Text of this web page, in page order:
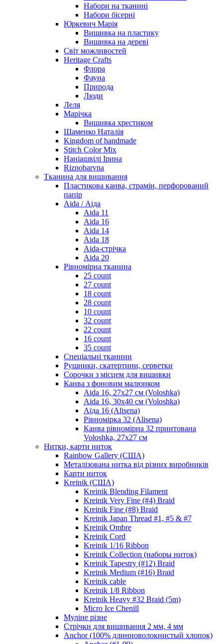
Набори на тканині
Набори бісерні
Юркевич Марія
Вишивка на пластику
Вишивка на дереві
Світ можливостей
Heritage Crafts
Флора
Фауна
Природа
Люди
Леля
Марічка
Вишивка хрестиком
Шаменко Наталія
Kingdom of handmade
Stitch Color Mix
Наніашвілі Ірина
Riznobarvna
Тканина для вишивання
Пластикова канва, страмін, перфорований
папір
Aida / Аіда
Aida 11
Aida 16
Aida 14
Aida 18
Aida-стрічка
Aida 20
Рівномірна тканина
25 count
27 count
18 count
28 count
10 count
32 count
22 count
16 count
35 count
Спеціальні тканини
Рушники, скатертини, серветки
Сорочки з місцем для вишивки
Канва з фоновим малюнком
Aida 16, 27х27 см (Voloshka)
Aida 16, 30х40 см (Voloshka)
Аїда 16 (Alisena)
Рівномірка 32 (Alisena)
Канва рівномірна 32 принтована
Voloshka, 27х27 см
Нитки, карти ниток
Rainbow Gallery (США)
Металізована нитка від різних виробників
Карти ниток
Kreinik (США)
Kreinik Blending Filament
Kreinik Very Fine (#4) Braid
Kreinik Fine (#8) Braid
Kreinik Japan Thread #1, #5 & #7
Kreinik Ombre
Kreinik Cord
Kreinik 1/16 Ribbon
Kreinik Collection (наборы ниток)
Kreinik Tapestry (#12) Braid
Kreinik Medium (#16) Braid
Kreinik cable
Kreinik 1/8 Ribbon
Kreinik Heavy #32 Braid (5m)
Micro Ice Chenill
Муліне різне
Стрічки для вишивання 2 мм, 4 мм
Anchor (100% длинноволокнистый хлопок)